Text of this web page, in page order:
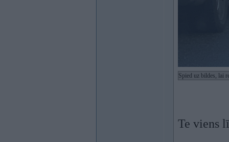
Spied uz bildes, lai
Te viens